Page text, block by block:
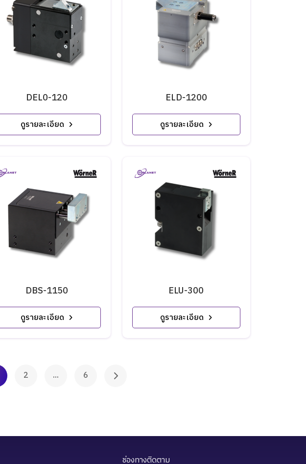
ดูรายละเอียด
DEL0-120
ดูรายละเอียด
ELD-1200
ดูรายละเอียด
DBS-1150
ดูรายละเอียด
ELU-300
2 ... 6
ช่องทางติดตาม